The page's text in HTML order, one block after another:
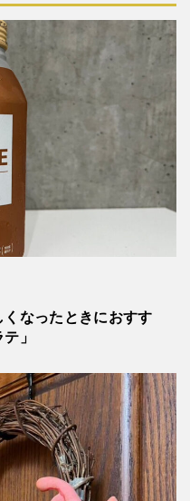
なったときにおすす
」